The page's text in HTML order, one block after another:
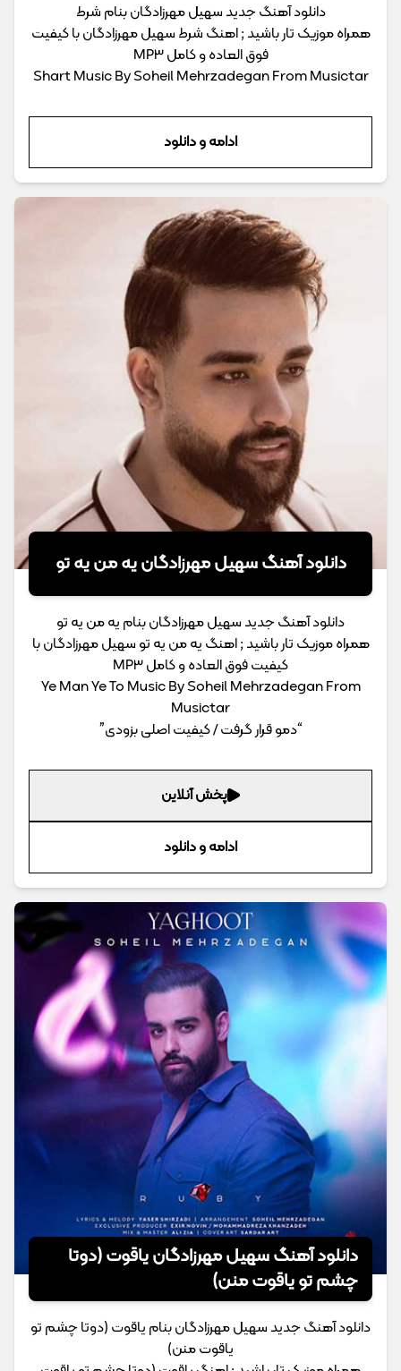
دانلود آهنگ جدید سهیل مهرزادگان بنام شرط
همراه موزیک تار باشید ; اهنگ شرط سهیل مهرزادگان با کیفیت
فوق العاده و کامل MP3
Shart Music By Soheil Mehrzadegan From Musictar
ادامه و دانلود
دانلود آهنگ سهیل مهرزادگان یه من یه تو
دانلود آهنگ جدید سهیل مهرزادگان بنام یه من یه تو
همراه موزیک تار باشید ; اهنگ یه من یه تو سهیل مهرزادگان با
کیفیت فوق العاده و کامل MP3
Ye Man Ye To Music By Soheil Mehrzadegan From
Musictar
“دمو قرار گرفت / کیفیت اصلی بزودی”
پخش آنلاین
ادامه و دانلود
دانلود آهنگ سهیل مهرزادگان یاقوت (دوتا
چشم تو یاقوت منن)
دانلود آهنگ جدید سهیل مهرزادگان بنام یاقوت (دوتا چشم تو
یاقوت منن)